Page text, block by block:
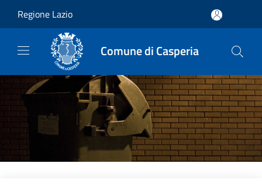
Regione Lazio
Comune di Casperia